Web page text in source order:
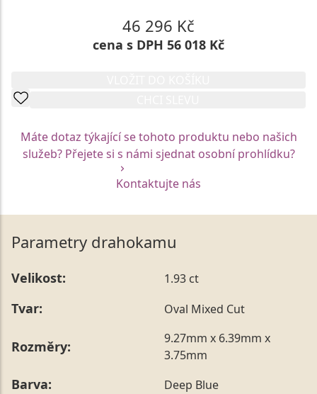
46 296 Kč
cena s DPH 56 018 Kč
Máte dotaz týkající se tohoto produktu nebo našich
služeb? Přejete si s námi sjednat osobní prohlídku?
Kontaktujte nás
Parametry drahokamu
Velikost: 1.93 ct
Tvar: Oval Mixed Cut
Rozměry:
9.27mm x 6.39mm x
3.75mm
Barva: Deep Blue